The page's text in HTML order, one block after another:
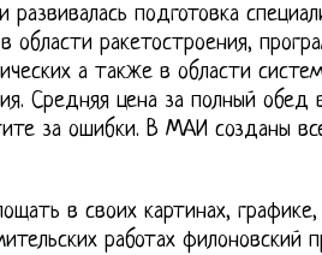
подготовка
ракетостроения,
а также в области
Средняя цена за полный обед
за ошибки. В МАИ созданы
в своих картинах, графике,
работах филоновский